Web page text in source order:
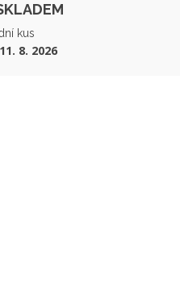
kus
11. 8. 2026